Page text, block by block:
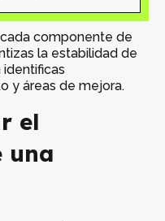
componente de
la estabilidad de
y áreas de mejora.
el
una